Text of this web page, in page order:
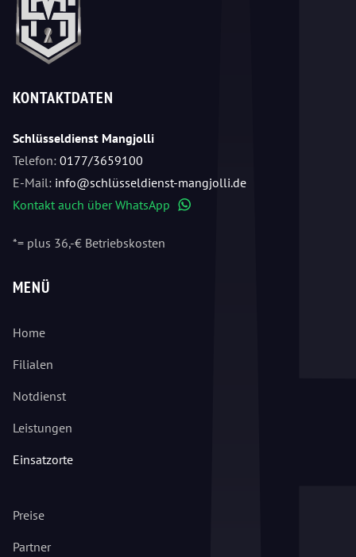
KONTAKTDATEN
Schlüsseldienst Mangjolli
Telefon: 0177/3659100
E-Mail: info@schlüsseldienst-mangjolli.de
Kontakt auch über WhatsApp
*= plus 36,-€ Betriebskosten
MENÜ
Home
Filialen
Notdienst
Leistungen
Einsatzorte
Preise
Partner